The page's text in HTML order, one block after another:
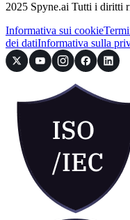
2025 Spyne.ai Tutti i diritti
Informativa sui cookie
dei datiInformativa sulla